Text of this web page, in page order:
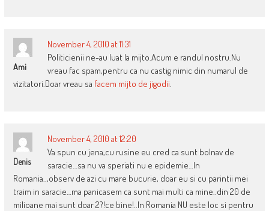
Ami
November 4, 2010 at 11:31
Politicienii ne-au luat la mijto.Acum e randul nostru.Nu
vreau fac spam,pentru ca nu castig nimic din numarul de
vizitatori.Doar vreau sa facem mijto de jigodii
Denis
November 4, 2010 at 12:20
Va spun cu jena,cu rusine eu cred ca sunt bolnav de
saracie…sa nu va speriati nu e epidemie…In
Romania..,observ de azi cu mare bucurie, doar eu si cu parintii mei
traim in saracie…ma panicasem ca sunt mai multi ca mine..din 20 de
milioane mai sunt doar 2?!ce bine!..In Romania NU este loc si pentru